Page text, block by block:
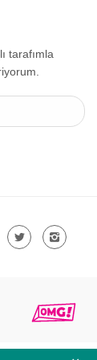
tarafımla